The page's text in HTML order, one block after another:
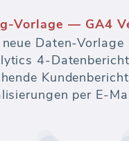
Vorlage — GA4
Daten-
4-
per E-